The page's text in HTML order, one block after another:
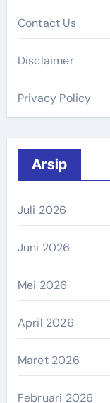
Contact Us
Disclaimer
Privacy Policy
Arsip
Juli 2026
Juni 2026
Mei 2026
April 2026
Maret 2026
Februari 2026